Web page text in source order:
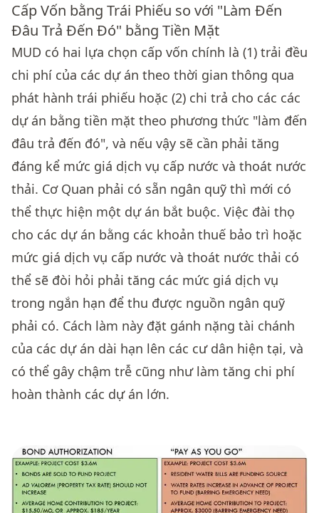
Cấp Vốn bằng Trái Phiếu so với "Làm Đến
Đâu Trả Đến Đó" bằng Tiền Mặt
MUD có hai lựa chọn cấp vốn chính là (1) trải đều
chi phí của các dự án theo thời gian thông qua
phát hành trái phiếu hoặc (2) chi trả cho các các
dự án bằng tiền mặt theo phương thức "làm đến
đâu trả đến đó", và nếu vậy sẽ cần phải tăng
đáng kể mức giá dịch vụ cấp nước và thoát nước
thải. Cơ Quan phải có sẵn ngân quỹ thì mới có
thể thực hiện một dự án bắt buộc. Việc đài thọ
cho các dự án bằng các khoản thuế bảo trì hoặc
mức giá dịch vụ cấp nước và thoát nước thải có
thể sẽ đòi hỏi phải tăng các mức giá dịch vụ
trong ngắn hạn để thu được nguồn ngân quỹ
phải có. Cách làm này đặt gánh nặng tài chánh
của các dự án dài hạn lên các cư dân hiện tại, và
có thể gây chậm trễ cũng như làm tăng chi phí
hoàn thành các dự án lớn.